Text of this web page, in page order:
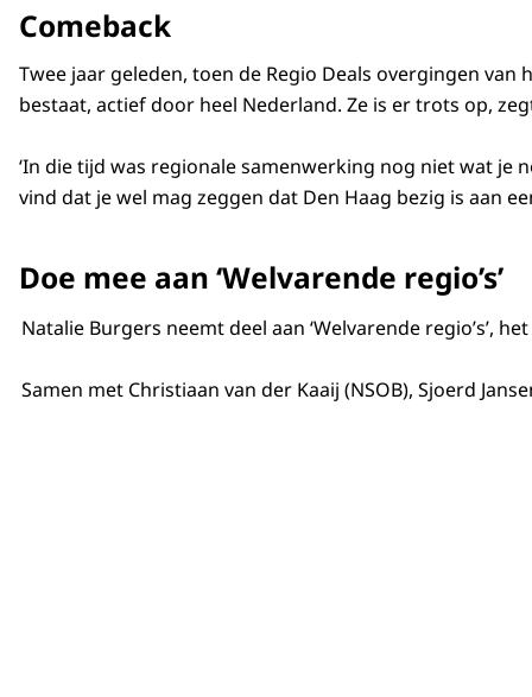
Comeback
Twee jaar geleden, toen de Regio Deals overgingen
bestaat, actief door heel Nederland. Ze is er trots op,
‘In die tijd was regionale samenwerking nog niet wat je
vind dat je wel mag zeggen dat Den Haag bezig is aan
Doe mee aan ‘Welvarende regio’s’
Natalie Burgers neemt deel aan ‘Welvarende
Samen met Christiaan van der Kaaij (NSOB), Sjoerd